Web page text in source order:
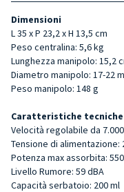
Dimensioni
L 35 x P 23,2 x H 13,5 cm
Peso centralina: 5,6 kg
Lunghezza manipolo: 15,2
Diametro manipolo: 17-22
Peso manipolo: 148 g
Caratteristiche tecniche
Velocità regolabile da
Tensione di alimentazione:
Potenza max assorbita:
Livello Rumore: 59 dBA
Capacità serbatoio: 200 ml